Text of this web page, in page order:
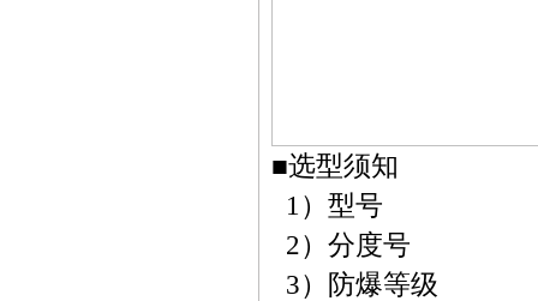
■选型须知
1 ）型号
2）分度号
3）防爆等级